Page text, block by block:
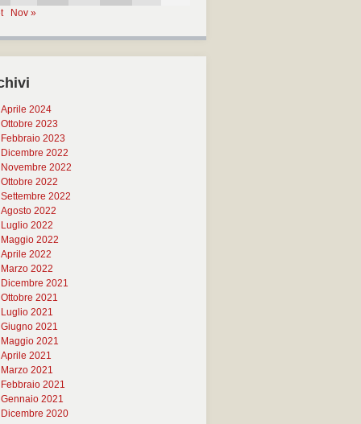
Nov »
Aprile 2024
Ottobre 2023
Febbraio 2023
Dicembre 2022
Novembre 2022
Ottobre 2022
Settembre 2022
Agosto 2022
Luglio 2022
Maggio 2022
Aprile 2022
Marzo 2022
Dicembre 2021
Ottobre 2021
Luglio 2021
Giugno 2021
Maggio 2021
Aprile 2021
Marzo 2021
Febbraio 2021
Gennaio 2021
Dicembre 2020